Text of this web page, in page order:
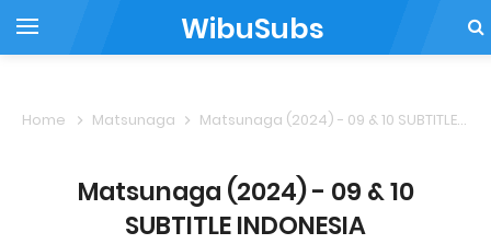
WibuSubs
Home Matsunaga Matsunaga (2024) - 09 & 10 SUBTITLE INDONESIA
Matsunaga (2024) - 09 & 10
SUBTITLE INDONESIA